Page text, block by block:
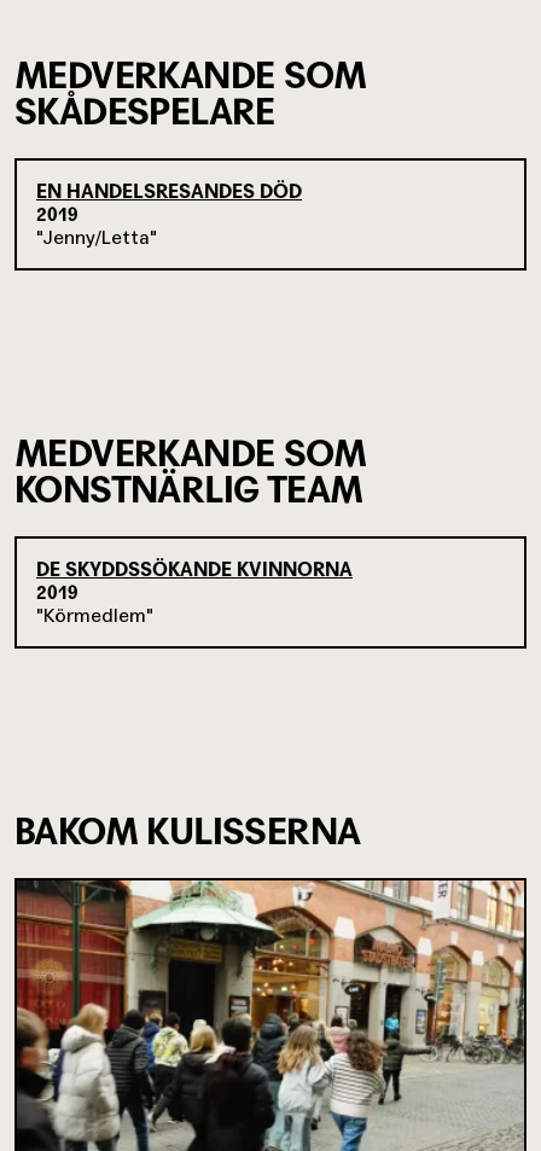
MEDVERKANDE SOM
SKÅDESPELARE
EN HANDELSRESANDES DÖD
2019
Jenny/Letta
MEDVERKANDE SOM
KONSTNÄRLIG TEAM
DE SKYDDSSÖKANDE KVINNORNA
2019
Körmedlem
BAKOM KULISSERNA